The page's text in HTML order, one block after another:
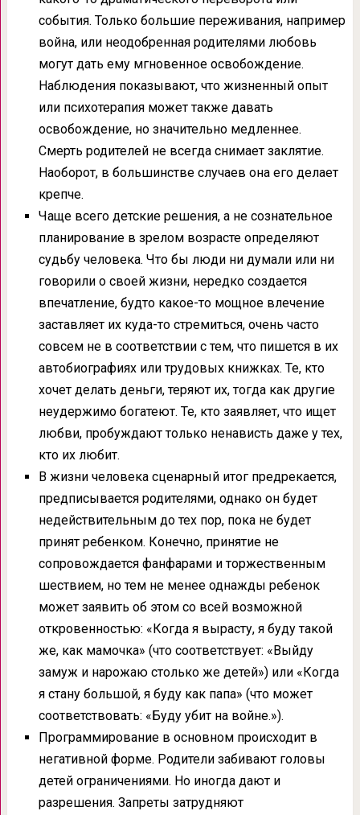
события. Только большие переживания, например
война, или неодобренная родителями любовь
могут дать ему мгновенное освобождение.
Наблюдения показывают, что жизненный опыт
или психотерапия может также давать
освобождение, но значительно медленнее.
Смерть родителей не всегда снимает заклятие.
Наоборот, в большинстве случаев она его делает
крепче.
Чаще всего детские решения, а не сознательное
планирование в зрелом возрасте определяют
судьбу человека. Что бы люди ни думали или ни
говорили о своей жизни, нередко создается
впечатление, будто какое-то мощное влечение
заставляет их куда-то стремиться, очень часто
совсем не в соответствии с тем, что пишется в их
автобиографиях или трудовых книжках. Те, кто
хочет делать деньги, теряют их, тогда как другие
неудержимо богатеют. Те, кто заявляет, что ищет
любви, пробуждают только ненависть даже у тех,
кто их любит.
В жизни человека сценарный итог предрекается,
предписывается родителями, однако он будет
недействительным до тех пор, пока не будет
принят ребенком. Конечно, принятие не
сопровождается фанфарами и торжественным
шествием, но тем не менее однажды ребенок
может заявить об этом со всей возможной
откровенностью: «Когда я вырасту, я буду такой
же, как мамочка» (что соответствует: «Выйду
замуж и нарожаю столько же детей») или «Когда
я стану большой, я буду как папа» (что может
соответствовать: «Буду убит на войне.»).
Программирование в основном происходит в
негативной форме. Родители забивают головы
детей ограничениями. Но иногда дают и
разрешения. Запреты затрудняют